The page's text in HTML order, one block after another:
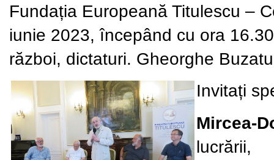
Fundația Europeană Titulescu –
iunie 2023, începând cu ora
război, dictaturi. Gheorghe
Invitați
Mircea-
lucrării,